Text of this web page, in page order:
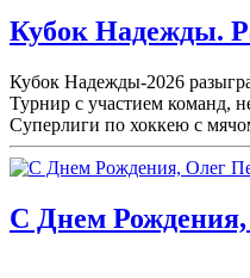
Кубок Надежды.
Кубок Надежды-2026
Турнир с участием команд,
Суперлиги по хоккею с
С Днем